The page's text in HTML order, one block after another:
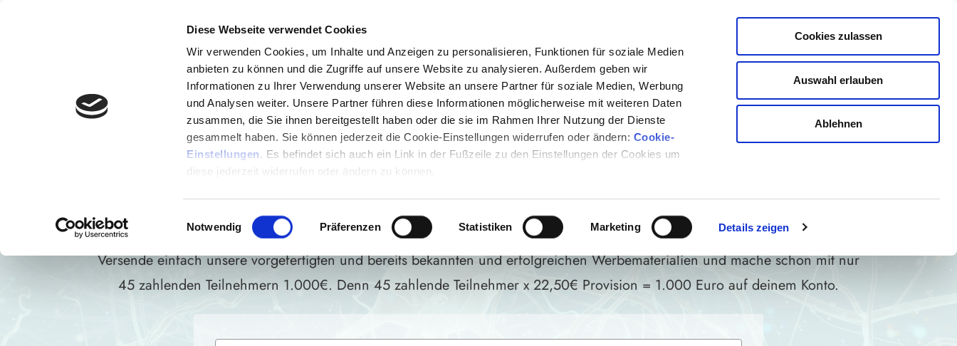
Diese Webseite verwendet Cookies
Wir verwenden Cookies, um Inhalte und Anzeigen zu personalisieren, Funktionen für soziale Medien
anbieten zu können und die Zugriffe auf unsere Website zu analysieren. Außerdem geben wir
Informationen zu Ihrer Verwendung unserer Website an unsere Partner für soziale Medien, Werbung
und Analysen weiter. Unsere Partner führen diese Informationen möglicherweise mit weiteren Daten
zusammen, die Sie ihnen bereitgestellt haben oder die sie im Rahmen Ihrer Nutzung der Dienste
gesammelt haben. Sie können jederzeit die Cookie-Einstellungen widerrufen oder ändern: Cookie-
Einstellungen. Es befindet sich auch ein Link in der Fußzeile zu den Einstellungen der Cookies um
diese jederzeit widerrufen oder ändern zu können.
Einwilligungsauswahl
Notwendig Präferenzen Statistiken Marketing Details zeigen
Cookies zulassen
Auswahl erlauben
Ablehnen
Die einzigartige Möglichkeit, deiner Community eineriesige Freudezu machen und dabei sogar noch Geld zu verdienen–
In weniger als3 Minuten!
DAS PARTNERPROGRAMM ZUM NEUROVITAL
KONGRESS
Versende einfach unsere vorgefertigten und bereits bekannten und erfolgreichen Werbematerialien und mache schon mit nur
45 zahlenden Teilnehmern 1.000€. Denn 45 zahlende Teilnehmer x 22,50€ Provision = 1.000 Euro auf deinem Konto.